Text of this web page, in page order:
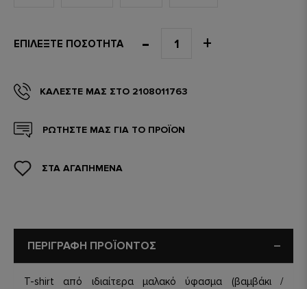
ΕΠΙΛΈΞΤΕ ΠΟΣΌΤΗΤΑ
ΚΑΛΈΣΤΕ ΜΑΣ ΣΤΟ 2108011763
ΣΤΑ ΑΓΑΠΗΜΕΝΑ
ΡΩΤΗΣΤΕ ΜΑΣ ΓΙΑ ΤΟ ΠΡΟΪΟΝ
ΠΕΡΙΓΡΑΦΗ ΠΡΟΪΟΝΤΟΣ
T-shirt από ιδιαίτερα μαλακό ύφασμα (βαμβάκι /